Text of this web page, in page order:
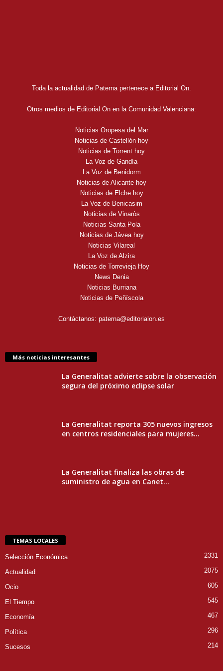
Toda la actualidad de Paterna pertenece a Editorial On.
Otros medios de Editorial On en la Comunidad Valenciana:
Noticias Oropesa del Mar
Noticias de Castellón hoy
Noticias de Torrent hoy
La Voz de Gandía
La Voz de Benidorm
Noticias de Alicante hoy
Noticias de Elche hoy
La Voz de Benicasim
Noticias de Vinaròs
Noticias Santa Pola
Noticias de Jávea hoy
Noticias Vilareal
La Voz de Alzira
Noticias de Torrevieja Hoy
News Denia
Noticias Burriana
Noticias de Peñíscola
Contáctanos: paterna@editorialon.es
Más noticias interesantes
La Generalitat advierte sobre la observación
segura del próximo eclipse solar
La Generalitat reporta 305 nuevos ingresos
en centros residenciales para mujeres...
La Generalitat finaliza las obras de
suministro de agua en Canet...
TEMAS LOCALES
Selección Económica 2331
Actualidad 2075
Ocio 605
El Tiempo 545
Economía 467
Política 296
Sucesos 214